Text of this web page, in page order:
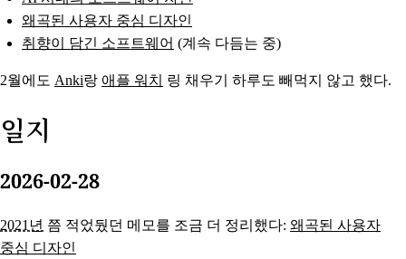
왜곡된 사용자 중심 디자인
취향이 담긴 소프트웨어 (계속 다듬는 중)
2월에도 Anki랑 애플 워치 링 채우기 하루도 빼먹지 않고 했다.
일지
2026-02-28
2021년 쯤 적었뒀던 메모를 조금 더 정리했다: 왜곡된 사용자
중심 디자인